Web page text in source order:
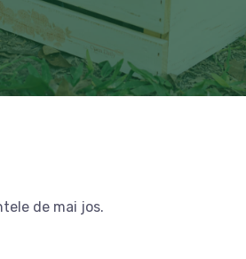
de mai jos.